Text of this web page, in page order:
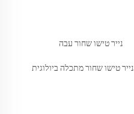
נייר טישו שחור עבה
נייר טישו שחור מתכלה ביולוגית